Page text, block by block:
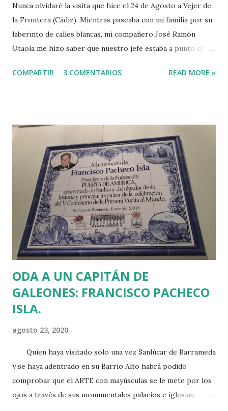
Nunca olvidaré la visita que hice el 24 de Agosto a Vejer de
la Frontera (Cádiz). Mientras paseaba con mi familia por su
laberinto de calles blancas, mi compañero José Ramón
Otaola me hizo saber que nuestro jefe estaba a punto de
que obrase el milagro de salvar la vida de Javi Lanza. El
de Vejer. Cuando encontré la palabra "milagro" en un muro,
soñé que Javi vencía a la Parca y volvería a su mesa de
redacción de Bilbao, donde asumió en 2015 el cargo de Jefe
de Informativos y Programas de RTVE en el País Vasco. No
hubo sorpresa. Se cumplió el pronóstico. Javi se murió
horas después y nos dejó huérfanos a todos los redactores
y redactoras que hemos tenido la suerte de trabajar a sus
órdenes. Ya no volveré a hablar por teléfono con él a las 8 y
media de la mañan...
COMPARTIR 3 COMENTARIOS READ MORE »
ODA A UN CAPITÁN DE
GALEONES: FRANCISCO PACHECO
ISLA.
agosto 23, 2020
Quien haya visitado sólo una vez Sanlúcar de Barrameda
y se haya adentrado en su Barrio Alto habrá podido
comprobar que el ARTE con mayúsculas se le mete por los
ojos a través de sus monumentales palacios e iglesias,